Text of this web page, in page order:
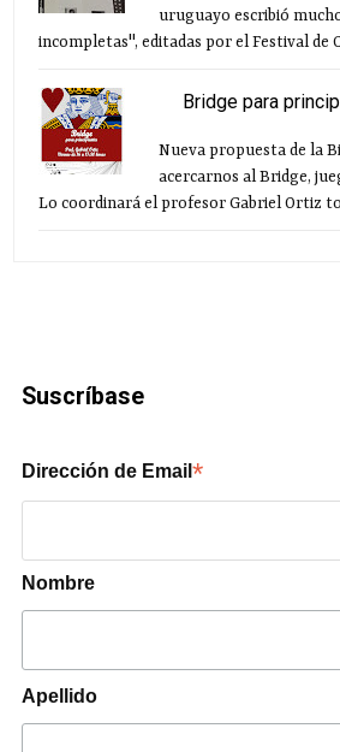
uruguayo escribió
incompletas", editadas por el Festival de
Bridge para
Nueva propuesta de la
acercarnos al Bridge,
Lo coordinará el profesor Gabriel Ortiz
Suscríbase
Dirección de Email*
Nombre
Apellido